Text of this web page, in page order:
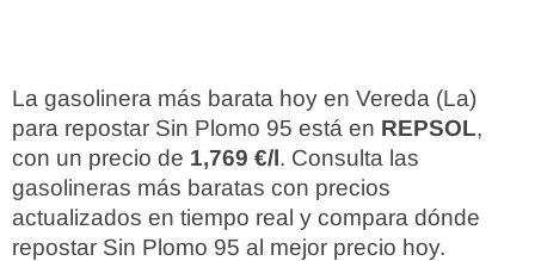
La gasolinera más barata hoy en Vereda (La)
para repostar Sin Plomo 95 está en REPSOL,
con un precio de 1,769 €/l. Consulta las
gasolineras más baratas con precios
actualizados en tiempo real y compara dónde
repostar Sin Plomo 95 al mejor precio hoy.